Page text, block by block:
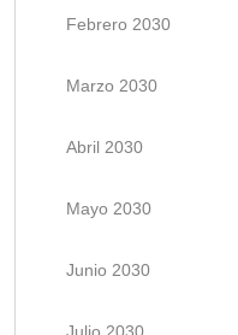
Febrero 2030
Marzo 2030
Abril 2030
Mayo 2030
Junio 2030